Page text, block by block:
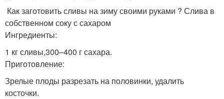
Как заготовить сливы на зиму своими руками ? Слива в
собственном соку с сахаром
Ингредиенты:
1 кг сливы,300–400 г сахара.
Приготовление:
Зрелые плоды разрезать на половинки, удалить
косточки.